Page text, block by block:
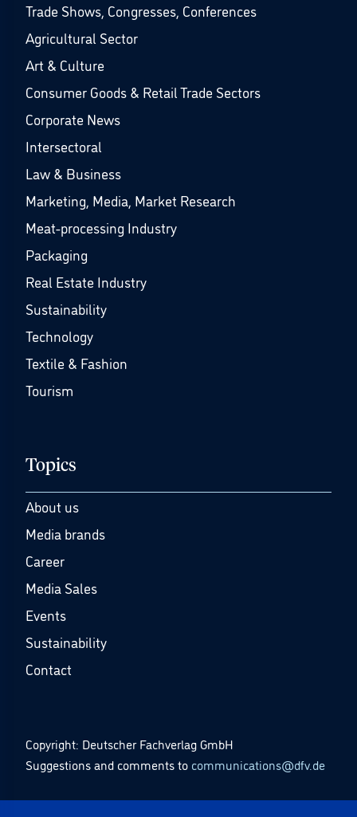
Trade Shows, Congresses, Conferences
Agricultural Sector
Art & Culture
Consumer Goods & Retail Trade Sectors
Corporate News
Intersectoral
Law & Business
Marketing, Media, Market Research
Meat-processing Industry
Packaging
Real Estate Industry
Sustainability
Technology
Textile & Fashion
Tourism
Topics
About us
Media brands
Career
Media Sales
Events
Sustainability
Contact
Copyright: Deutscher Fachverlag GmbH
Suggestions and comments to communications@dfv.de